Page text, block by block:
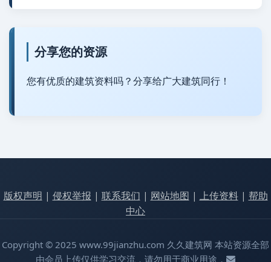
分享您的资源
您有优质的建筑资料吗？分享给广大建筑同行！
版权声明 | 侵权举报 | 联系我们 | 网站地图 | 上传资料| 帮助
中心
Copyright © 2025 www.99jianzhu.com 久久建筑网 本站资源全部
由会员上传仅供学习交流，请勿用于商业用途，